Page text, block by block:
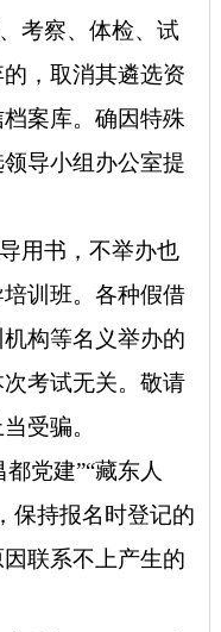
考察、体检、试
，取消其遴选资
案库。确因特殊
导小组办公室提
用书，不举办也
训班。各种假借
构等名义举办的
考试无关。敬请
受骗。
党建”“藏东人
保持报名时登记的
联系不上产生的